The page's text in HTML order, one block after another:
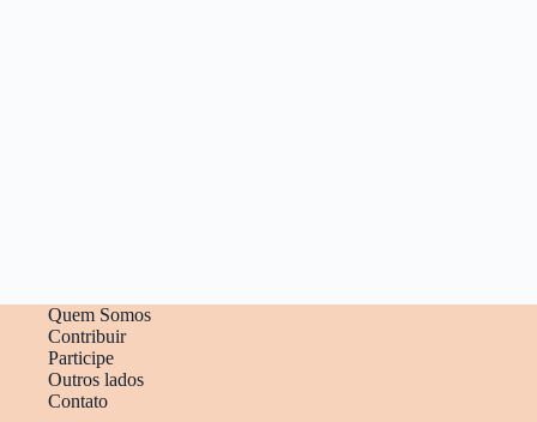
Quem Somos
Contribuir
Participe
Outros lados
Contato